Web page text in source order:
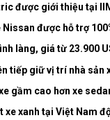
được giới thiệu tại
Nissan được hỗ trợ
làng, giá từ 23.900
tiếp giữ vị trí nhà sản
gầm cao hơn xe
xe xanh tại Việt Nam